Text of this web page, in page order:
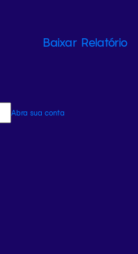
Baixar Relatório
Abra sua conta